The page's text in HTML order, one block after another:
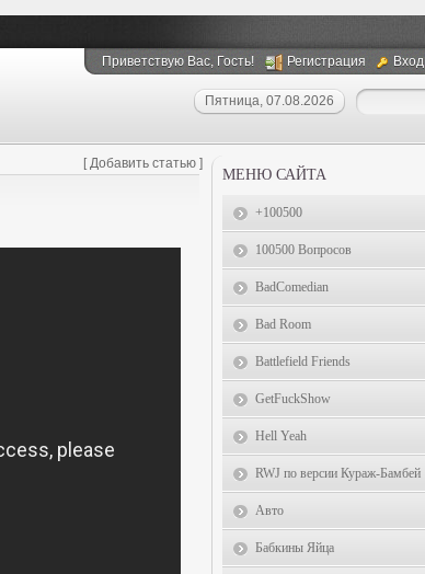
Приветствую Вас, Гость! Регистрация Вход
Пятница, 07.08.2026
[Добавить статью ]
МЕНЮ САЙТА
+100500
100500 Вопросов
BadComedian
Bad Room
Battlefield Friends
GetFuckShow
Hell Yeah
RWJ по версии Кураж-Бамбей
Авто
Бабкины Яйца